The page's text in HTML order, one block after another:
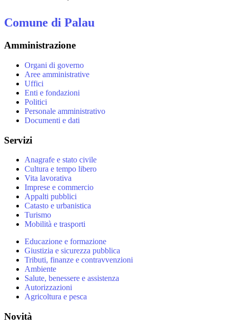
Comune di Palau
Amministrazione
Organi di governo
Aree amministrative
Uffici
Enti e fondazioni
Politici
Personale amministrativo
Documenti e dati
Servizi
Anagrafe e stato civile
Cultura e tempo libero
Vita lavorativa
Imprese e commercio
Appalti pubblici
Catasto e urbanistica
Turismo
Mobilità e trasporti
Educazione e formazione
Giustizia e sicurezza pubblica
Tributi, finanze e contravvenzioni
Ambiente
Salute, benessere e assistenza
Autorizzazioni
Agricoltura e pesca
Novità